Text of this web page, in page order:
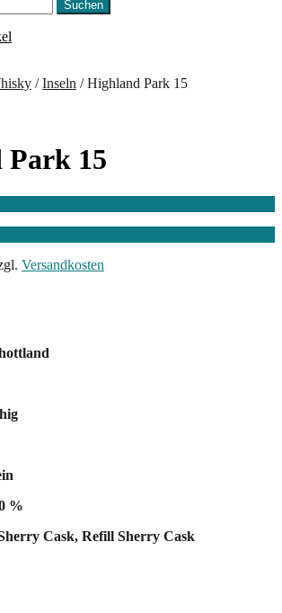
Suchen
/Inseln /Highland Park 15
15
Versandkosten
%
Cask, Refill Sherry Cask